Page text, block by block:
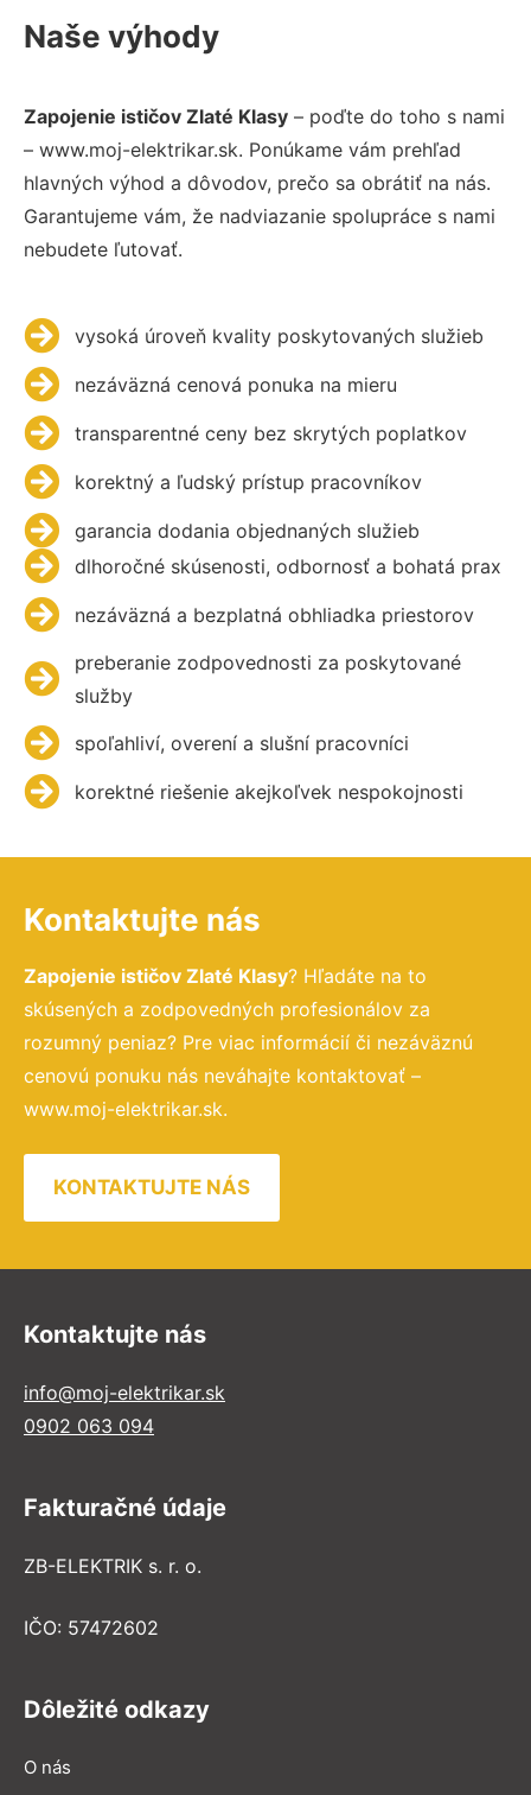
Naše výhody
Zapojenie ističov Zlaté Klasy – poďte do toho s nami
– www.moj-elektrikar.sk. Ponúkame vám prehľad
hlavných výhod a dôvodov, prečo sa obrátiť na nás.
Garantujeme vám, že nadviazanie spolupráce s nami
nebudete ľutovať.
vysoká úroveň kvality poskytovaných služieb
nezáväzná cenová ponuka na mieru
transparentné ceny bez skrytých poplatkov
korektný a ľudský prístup pracovníkov
garancia dodania objednaných služieb
dlhoročné skúsenosti, odbornosť a bohatá prax
nezáväzná a bezplatná obhliadka priestorov
preberanie zodpovednosti za poskytované
služby
spoľahliví, overení a slušní pracovníci
korektné riešenie akejkoľvek nespokojnosti
Kontaktujte nás
Zapojenie ističov Zlaté Klasy? Hľadáte na to
skúsených a zodpovedných profesionálov za
rozumný peniaz? Pre viac informácií či nezáväznú
cenovú ponuku nás neváhajte kontaktovať –
www.moj-elektrikar.sk.
KONTAKTUJTE NÁS
Kontaktujte nás
info@moj-elektrikar.sk
0902 063 094
Fakturačné údaje
ZB-ELEKTRIK s. r. o.
IČO: 57472602
Dôležité odkazy
O nás